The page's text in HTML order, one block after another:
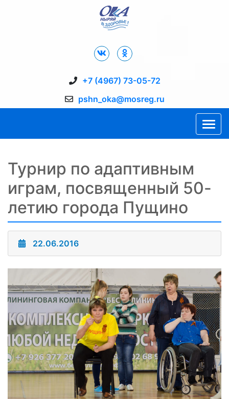
+7 (4967) 73-05-72
pshn_oka@mosreg.ru
Турнир по адаптивным
играм, посвященный 50-
летию города Пущино
22.06.2016